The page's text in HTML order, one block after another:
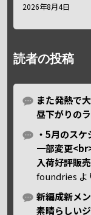
2026年8月4日
読者の投稿
また発熱で
昼下がりの
・5月のス
一部変更
入荷好評販
foundries よ
新編成新メ
素晴らしい